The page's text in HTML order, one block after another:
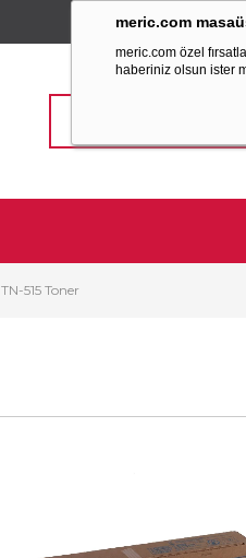
meric.com
meric.com özel
haberiniz olsun ister
TÜM
TN-515 Toner